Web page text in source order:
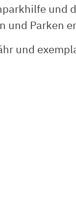
und
und Parken
und